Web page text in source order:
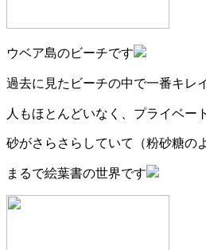
ウベア島のビーチです
過去に見たビーチの中で一番キレ
人もほとんどいなく、プライベー
砂がさらさらしていて（粉砂糖の
まるで絵葉書の世界です